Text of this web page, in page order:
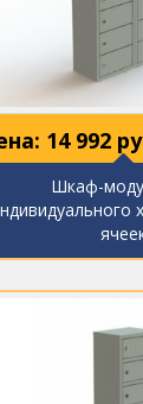
14 992
Шкаф-